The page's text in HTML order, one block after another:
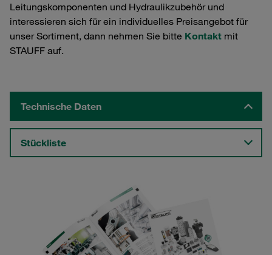
Leitungskomponenten und Hydraulikzubehör und
interessieren sich für ein individuelles Preisangebot für
unser Sortiment, dann nehmen Sie bitte Kontakt mit
STAUFF auf.
Technische Daten
Stückliste